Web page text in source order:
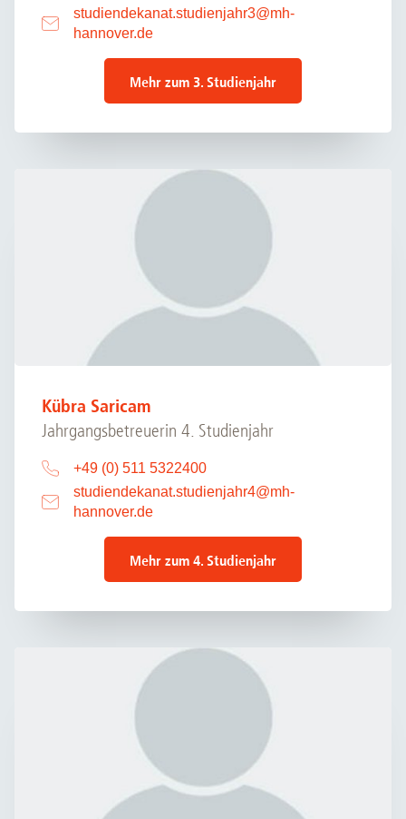
studiendekanat.studienjahr3@mh-
hannover.de
Mehr zum 3. Studienjahr
Kübra Saricam
Jahrgangsbetreuerin 4. Studienjahr
+49 (0) 511 5322400
studiendekanat.studienjahr4@mh-
hannover.de
Mehr zum 4. Studienjahr